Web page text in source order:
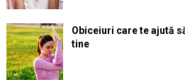
Obiceiuri care te ajută
tine